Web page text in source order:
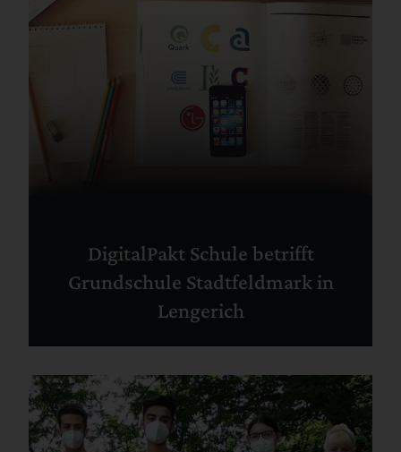
DigitalPakt Schule betrifft
Grundschule Stadtfeldmark in
Lengerich